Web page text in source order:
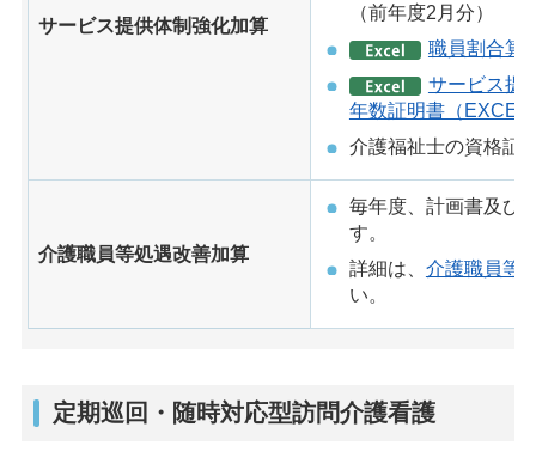
サービス提供体制強化加算
（前年度2月分）
職員割合算
サービス提
年数証明書（EXCEL
介護福祉士の資格証
介護職員等処遇改善加算
毎年度、計画書及び
す。
詳細は、 介護職員等
い。
定期巡回・随時対応型訪問介護看護